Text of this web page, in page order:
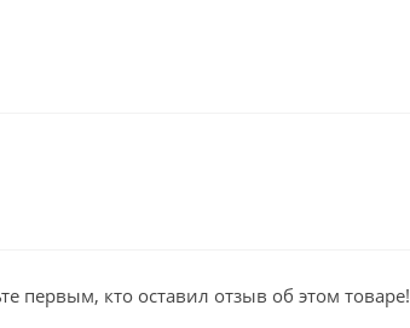
первым, кто оставил отзыв об этом товаре!